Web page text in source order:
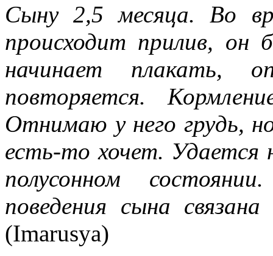
Сыну 2,5 месяца. Во
происходит прилив, он
начинает плакать,
повторяется.
Отнимаю у него грудь,
есть-то хочет. Удается
полусонном
поведения сына
(Imarusya)